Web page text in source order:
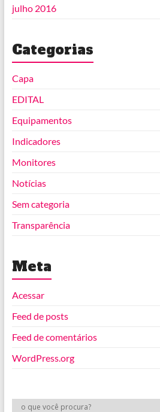
julho 2016
Categorias
Capa
EDITAL
Equipamentos
Indicadores
Monitores
Notícias
Sem categoria
Transparência
Meta
Acessar
Feed de posts
Feed de comentários
WordPress.org